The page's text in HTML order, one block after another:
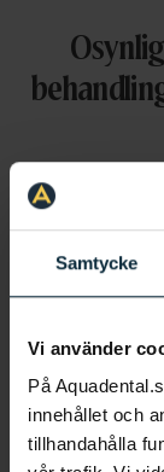
Samtycke
Vi använder
På
innehållet och
tillhandahålla